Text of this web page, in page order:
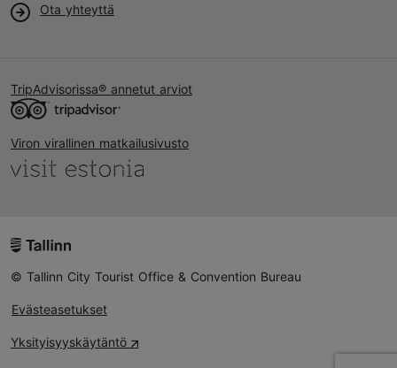
Ota yhteyttä
TripAdvisorissa® annetut arviot
Viron virallinen matkailusivusto
© Tallinn City Tourist Office & Convention Bureau
Evästeasetukset
Yksityisyyskäytäntö